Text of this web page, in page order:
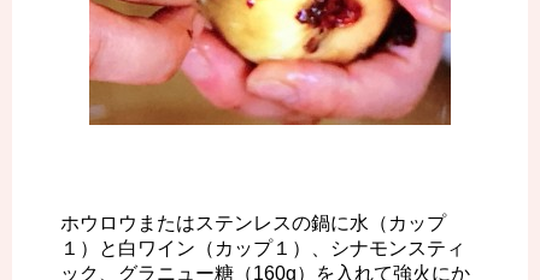
ホウロウまたはステンレスの鍋に水（カップ
１）と白ワイン（カップ１）、シナモンスティ
ック、グラニュー糖（160g）を入れて強火にか